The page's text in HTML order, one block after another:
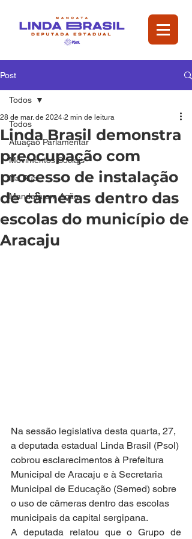
Post
Todos
Atuação Parlamentar
Movimentos Sociais
Na Rua
Mandata em Ação
Todos
Linda Brasil demonstra
preocupação com
processo de instalação
de câmeras dentro das
escolas do município de
Aracaju
28 de mar. de 2024 2 min de leitura
Na sessão legislativa desta quarta, 27,
a deputada estadual Linda Brasil (Psol)
cobrou esclarecimentos à Prefeitura
Municipal de Aracaju e à Secretaria
Municipal de Educação (Semed) sobre
o uso de câmeras dentro das escolas
municipais da capital sergipana.
A deputada relatou que o Grupo de